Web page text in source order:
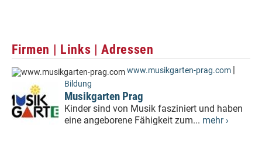
Firmen | Links | Adressen
www.musikgarten-prag.com |
Bildung
Musikgarten Prag
Kinder sind von Musik fasziniert und haben
eine angeborene Fähigkeit zum... mehr ›